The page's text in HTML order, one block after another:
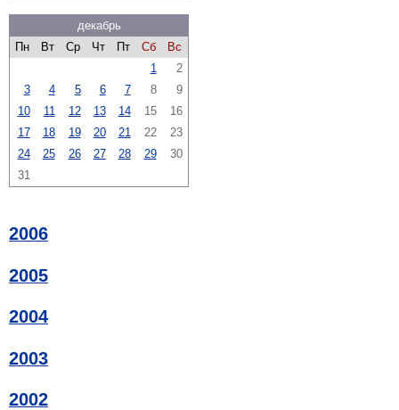
декабрь
Пн
Вт Ср Чт Пт Сб
Вс
1
2
3
4 5 6 7 8
9
10
11 12 13 14 15
16
17
18 19 20 21 22
23
24
25 26 27 28 29
30
31
2006
2005
2004
2003
2002